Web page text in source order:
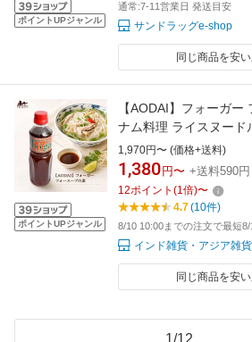
ポイントUPジャンル
通常:7-11営業日 発送目安
サンドラッグe-shop
同じ商品を安
ポイントUPジャンル
【AODAI】フォーガー
ナム料理 ライスヌード
レ（ソース） ディップ
ャツネ アジアン食品 エ
1,970円〜 (価格+送料)
1,380 円〜 +送料590円
12ポイント (1倍)〜
4.7(10件)
8/10 10:00までの注文で最短8/
インド雑貨・アジア雑
同じ商品を安
1/12